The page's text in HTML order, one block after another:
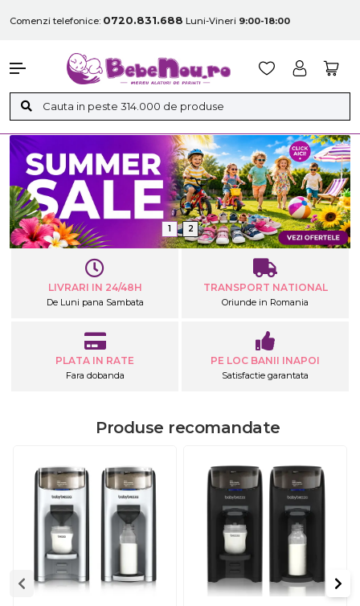
Comenzi telefonice: 0720.831.688 Luni-Vineri 9:00-18:00
1 2
LIVRARI IN 24/48H
De Luni pana Sambata
TRANSPORT NATIONAL
Oriunde in Romania
PLATA IN RATE
Fara dobanda
PE LOC BANII INAPOI
Satisfactie garantata
Produse recomandate